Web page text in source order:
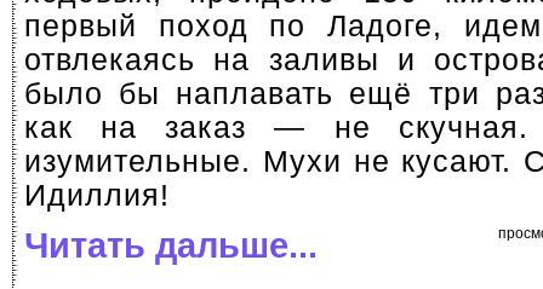
первый поход по Ладоге,
отвлекаясь на заливы и
было бы наплавать ещё три
как на заказ — не
изумительные. Мухи не кусают.
Идиллия!
Читать дальше...